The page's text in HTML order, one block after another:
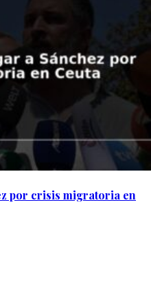
por crisis migratoria en